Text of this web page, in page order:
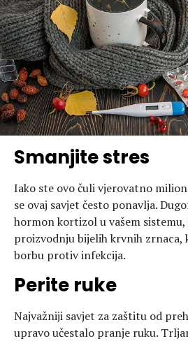
Smanjite stres
Iako ste ovo čuli vjerovatno
se ovaj savjet često ponavlja.
hormon kortizol u vašem
proizvodnju bijelih krvnih zrnaca,
borbu protiv infekcija.
Perite ruke
Najvažniji savjet za zaštitu od
upravo učestalo pranje ruku.